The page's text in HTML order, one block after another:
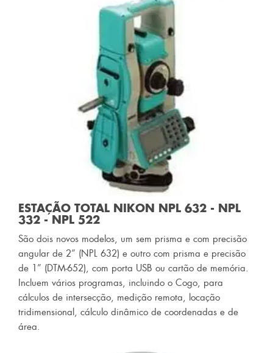
ESTAÇÃO TOTAL NIKON NPL 632 - NPL
332 - NPL 522
São dois novos modelos, um sem prisma e com precisão
angular de 2” (NPL 632) e outro com prisma e precisão
de 1” (DTM-652), com porta USB ou cartão de memória.
Incluem vários programas, incluindo o Cogo, para
cálculos de intersecção, medição remota, locação
tridimensional, cálculo dinâmico de coordenadas e de
área.